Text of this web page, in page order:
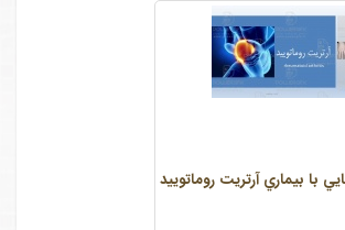
با بيماري آرتريت روماتوييد